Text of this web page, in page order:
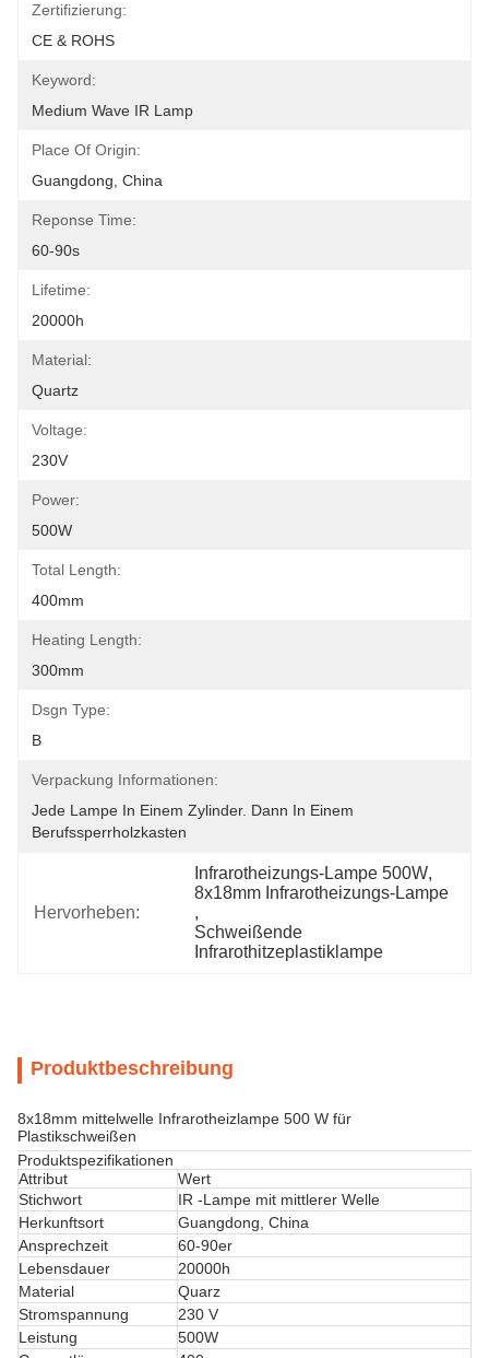
Zertifizierung:
CE & ROHS
Keyword:
Medium Wave IR Lamp
Place Of Origin:
Guangdong, China
Reponse Time:
60-90s
Lifetime:
20000h
Material:
Quartz
Voltage:
230V
Power:
500W
Total Length:
400mm
Heating Length:
300mm
Dsgn Type:
B
Verpackung Informationen:
Jede Lampe In Einem Zylinder. Dann In Einem
Berufssperrholzkasten
Hervorheben:
Infrarotheizungs-Lampe 500W,
8x18mm Infrarotheizungs-Lampe
,
Schweißende
Infrarothitzeplastiklampe
Produktbeschreibung
8x18mm mittelwelle Infrarotheizlampe 500 W für
Plastikschweißen
Produktspezifikationen
Attribut
Wert
Stichwort
IR -Lampe mit mittlerer Welle
Herkunftsort
Guangdong, China
Ansprechzeit
60-90er
Lebensdauer
20000h
Material
Quarz
Stromspannung
230 V
Leistung
500W